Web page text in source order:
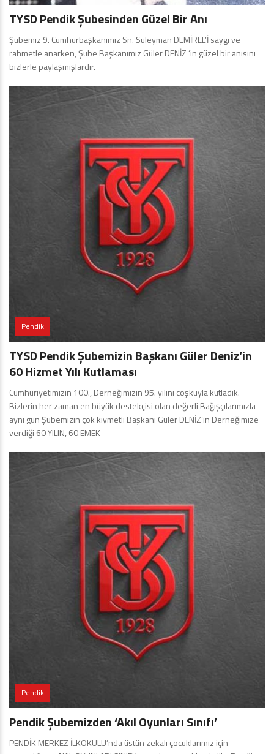
TYSD Pendik Şubesinden Güzel Bir Anı
Şubemiz 9. Cumhurbaşkanımız Sn. Süleyman DEMİREL’İ saygı ve
rahmetle anarken, Şube Başkanımız Güler DENİZ ‘in güzel bir anısını
bizlerle paylaşmışlardır.
Pendik
TYSD Pendik Şubemizin Başkanı Güler Deniz’in
60 Hizmet Yılı Kutlaması
Cumhuriyetimizin 100., Derneğimizin 95. yılını coşkuyla kutladık.
Bizlerin her zaman en büyük destekçisi olan değerli Bağışçılarımızla
aynı gün Şubemizin çok kıymetli Başkanı Güler DENİZ’in Derneğimize
verdiği 60 YILIN, 60 EMEK
Pendik
Pendik Şubemizden ‘Akıl Oyunları Sınıfı’
PENDİK MERKEZ İLKOKULU’nda üstün zekalı çocuklarımız için